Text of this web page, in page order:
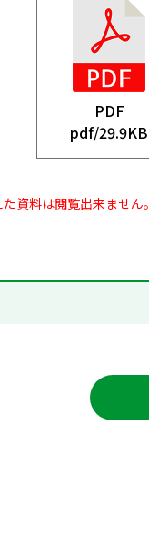
PDF
pdf/29.9KB
資料は閲覧出来ません。